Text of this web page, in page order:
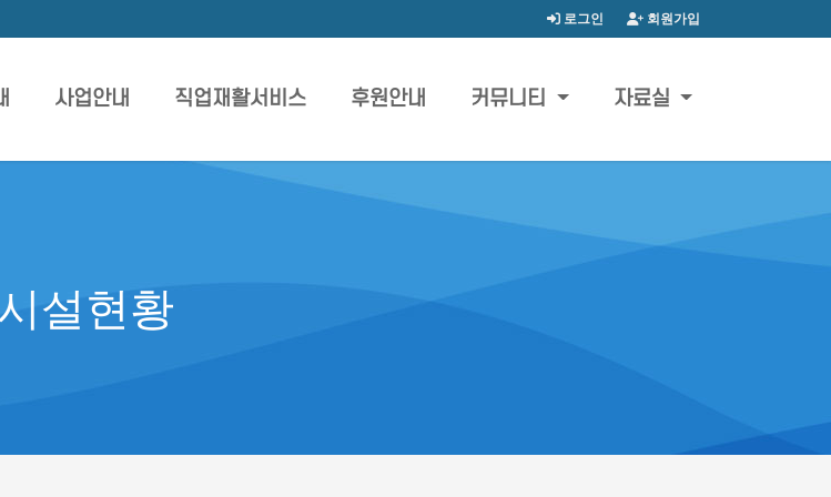
회원가입
로그인
사업안내 직업재활서비스 후원안내 커뮤니티 자료실
설현황